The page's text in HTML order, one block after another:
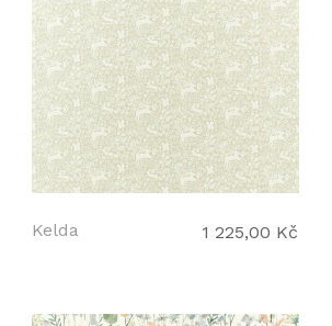
Kelda 1 225,00 Kč